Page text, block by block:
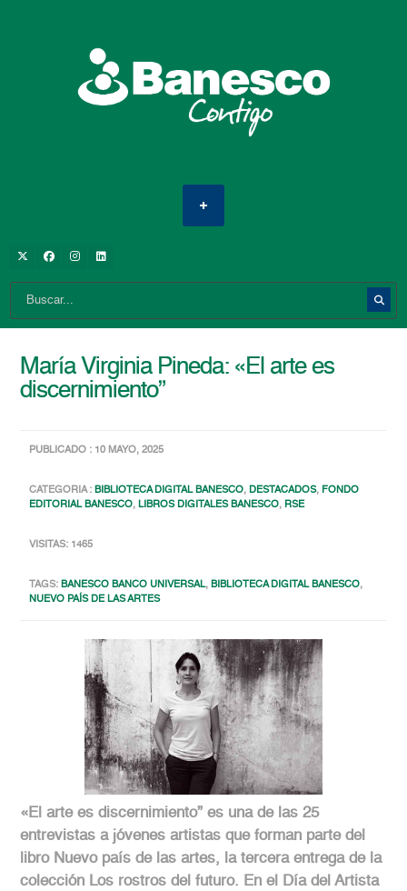
María Virginia Pineda: «El arte es
discernimiento”
PUBLICADO : 10 MAYO, 2025
CATEGORIA :BIBLIOTECA DIGITAL BANESCO,DESTACADOS, FONDO
EDITORIAL BANESCO,LIBROS DIGITALES BANESCO, RSE
VISITAS: 1465
TAGS:BANESCO BANCO UNIVERSAL,BIBLIOTECA DIGITAL BANESCO,
NUEVO PAÍS DE LAS ARTES
«El arte es discernimiento” es una de las 25
entrevistas a jóvenes artistas que forman parte del
libro Nuevo país de las artes, la tercera entrega de la
colección Los rostros del futuro. En el Día del Artista